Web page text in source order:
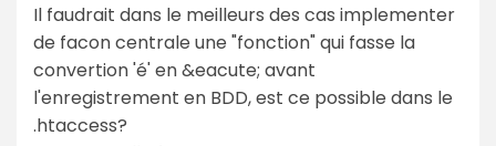
Il faudrait dans le meilleurs des cas implementer
de facon centrale une "fonction" qui fasse la
convertion 'é' en &eacute; avant
l'enregistrement en BDD, est ce possible dans le
.htaccess?